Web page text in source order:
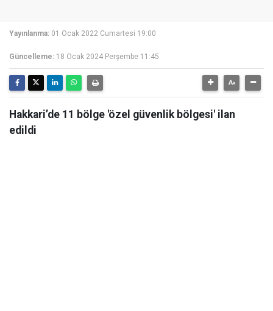
Yayınlanma: 01 Ocak 2022 Cumartesi 19:00
Güncelleme: 18 Ocak 2024 Perşembe 11:45
Hakkari’de 11 bölge 'özel güvenlik bölgesi' ilan
edildi